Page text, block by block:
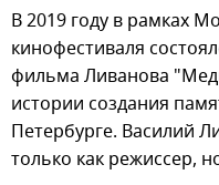
В 2019 году в рамках
кинофестиваля
фильма Ливанова
истории создания
Петербурге. Василий
только как режиссер,